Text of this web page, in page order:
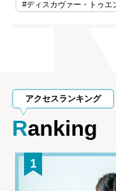
#ディスカヴァー・トゥエ
アクセスランキング
Ranking
1